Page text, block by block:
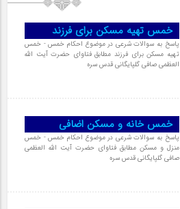
خمس تهیه مسکن برای فرزند
پاسخ به سوالات شرعی در موضوع احکام خمس - خمس
تهیه مسکن برای فرزند مطابق فتاوای حضرت آیت الله
العظمی صافی گلپایگانی قدس سره
خمس خانه و مسکن اضافی
پاسخ به سوالات شرعی در موضوع احکام خمس - خمس
منزل و مسکن مطابق فتاوای حضرت آیت الله العظمی
صافی گلپایگانی قدس سره